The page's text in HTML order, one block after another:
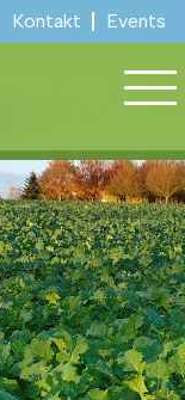
Kontakt Events
Über uns